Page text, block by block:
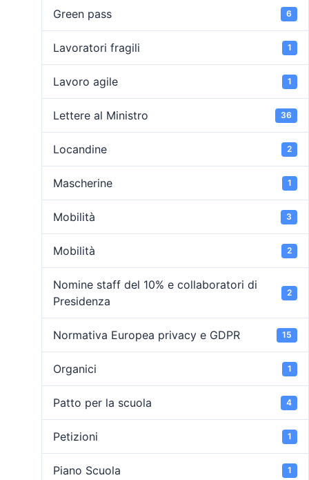
Green pass 6
Lavoratori fragili 1
Lavoro agile 1
Lettere al Ministro 36
Locandine 2
Mascherine 1
Mobilità 3
Mobilità 2
Nomine staff del 10% e collaboratori di
Presidenza
2
Normativa Europea privacy e GDPR 15
Organici 1
Patto per la scuola 4
Petizioni 1
Piano Scuola 1